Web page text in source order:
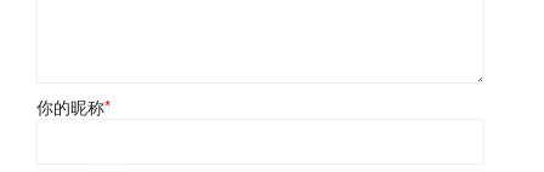
你的昵称*